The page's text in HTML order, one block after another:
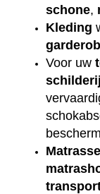
schone,
Kleding
Voor uw